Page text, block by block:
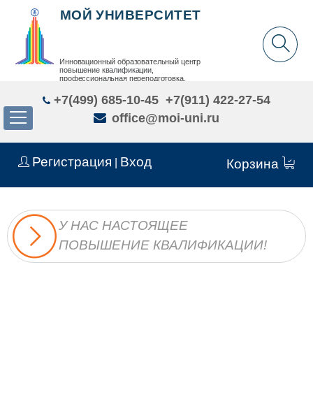
Регистрация Вход Корзина
МОЙ УНИВЕРСИТЕТ
Инновационный образовательный центр
повышение квалификации,
профессиональная переподготовка,
+7(499) 685-10-45 +7(911) 422-27-54
office@moi-uni.ru
У НАС НАСТОЯЩЕЕ
ПОВЫШЕНИЕ КВАЛИФИКАЦИИ!